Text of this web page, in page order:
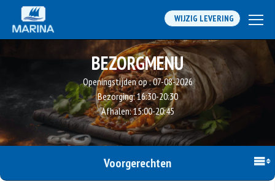
WIJZIG LEVERING
BEZORGMENU
Openingstijden op :07-08-2026
Bezorging:16:30-20:30
Afhalen:15:00-20:45
Voorgerechten